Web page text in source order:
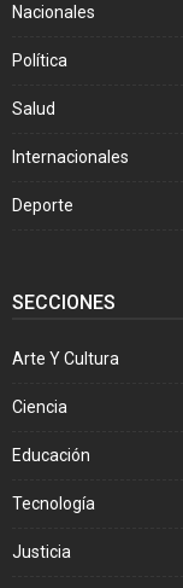
Nacionales
Política
Salud
Internacionales
Deporte
SECCIONES
Arte Y Cultura
Ciencia
Educación
Tecnología
Justicia